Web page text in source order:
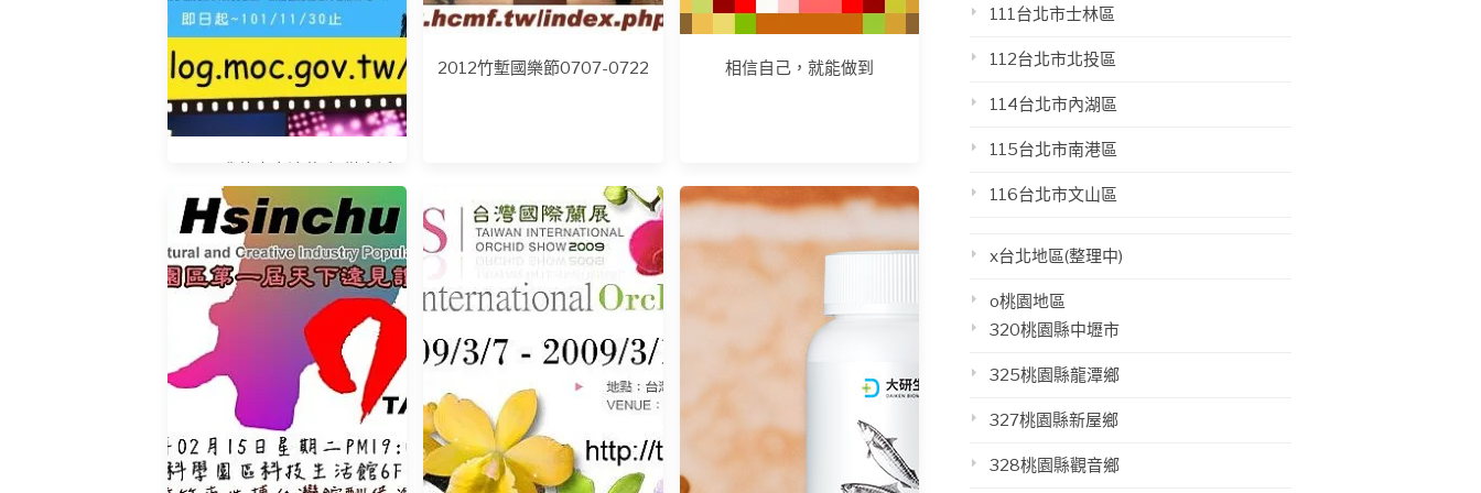
動1001-1130
2012竹塹國樂節0707-0722 相信自己，就能做到
111台北市士林區
112台北市北投區
114台北市內湖區
115台北市南港區
116台北市文山區
x台北地區(整理中)
o桃園地區
320桃園縣中壢市
325桃園縣龍潭鄉
327桃園縣新屋鄉
328桃園縣觀音鄉